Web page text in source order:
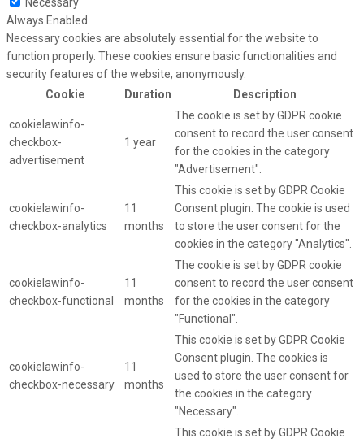
Necessary
Always Enabled
Necessary cookies are absolutely essential for the website to
function properly. These cookies ensure basic functionalities and
security features of the website, anonymously.
Cookie
Duration Description
cookielawinfo-
checkbox-
advertisement
1 year
The cookie is set by GDPR cookie
consent to record the user consent
for the cookies in the category
"Advertisement".
cookielawinfo-
checkbox-analytics
11
months
This cookie is set by GDPR Cookie
Consent plugin. The cookie is used
to store the user consent for the
cookies in the category "Analytics".
cookielawinfo-
checkbox-functional
11
months
The cookie is set by GDPR cookie
consent to record the user consent
for the cookies in the category
"Functional".
cookielawinfo-
checkbox-necessary
11
months
This cookie is set by GDPR Cookie
Consent plugin. The cookies is
used to store the user consent for
the cookies in the category
"Necessary".
This cookie is set by GDPR Cookie